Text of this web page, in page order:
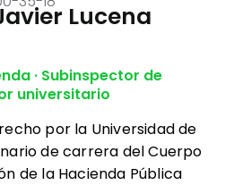
Lucena
· Subinspector de
universitario
por la Universidad de
de carrera del Cuerpo
de la Hacienda Pública